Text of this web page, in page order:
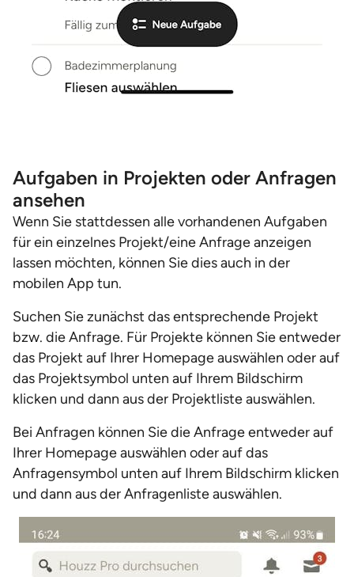
Aufgaben in Projekten oder Anfragen
ansehen
Wenn Sie stattdessen alle vorhandenen Aufgaben
für ein einzelnes Projekt/eine Anfrage anzeigen
lassen möchten, können Sie dies auch in der
mobilen App tun.
Suchen Sie zunächst das entsprechende Projekt
bzw. die Anfrage. Für Projekte können Sie entweder
das Projekt auf Ihrer Homepage auswählen oder auf
das Projektsymbol unten auf Ihrem Bildschirm
klicken und dann aus der Projektliste auswählen.
Bei Anfragen können Sie die Anfrage entweder auf
Ihrer Homepage auswählen oder auf das
Anfragensymbol unten auf Ihrem Bildschirm klicken
und dann aus der Anfragenliste auswählen.